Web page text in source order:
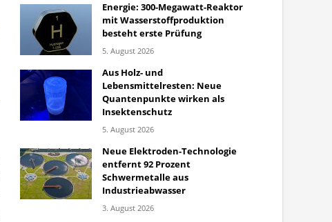
Energie: 300-Megawatt-Reaktor
mit Wasserstoffproduktion
besteht erste Prüfung
5. August 2026
Aus Holz- und
Lebensmittelresten: Neue
Quantenpunkte wirken als
Insektenschutz
5. August 2026
Neue Elektroden-Technologie
entfernt 92 Prozent
Schwermetalle aus
Industrieabwasser
3. August 2026